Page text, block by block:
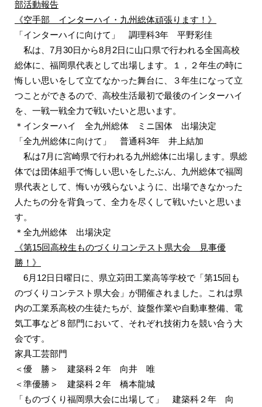
部活動報告
《空手部
インターハイ・九州総体頑張ります！》
「インターハイに向けて」 調理科3年 平野彩佳
私は、7月30日から8月2日に山口県で行われる全国高校
総体に、福岡県代表として出場します。１，２年生の時に
悔しい思いをして立てなかった舞台に、３年生になって立
つことができるので、高校生活最初で最後のインターハイ
を、一戦一戦全力で戦いたいと思います。
＊インターハイ 全九州総体 ミニ国体 出場決定
「全九州総体に向けて」 普通科3年 井上結加
私は7月に宮崎県で行われる九州総体に出場します。県総
体では団体組手で悔しい思いをしたぶん、九州総体で福岡
県代表として、悔いが残らないように、出場できなかった
人たちの分を背負って、全力を尽くして戦いたいと思いま
す。
＊全九州総体 出場決定
《第15回高校生ものづくりコンテスト県大会 見事優
勝！》
6月12日日曜日に、県立苅田工業高等学校で「第15回も
のづくりコンテスト県大会」が開催されました。これは県
内の工業系高校の生徒たちが、旋盤作業や自動車整備、電
気工事など８部門において、それぞれ技術力を競い合う大
会です。
家具工芸部門
＜優 勝＞ 建築科２年 向井 唯
＜準優勝＞ 建築科２年 橋本龍城
「ものづくり福岡県大会に出場して」 建築科２年 向